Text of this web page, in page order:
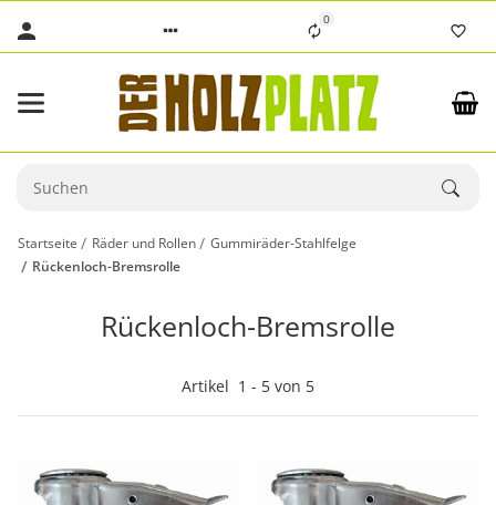
0
Startseite Räder und Rollen
Gummiräder-Stahlfelge
Rückenloch-Bremsrolle
Rückenloch-Bremsrolle
Artikel 1 - 5 von 5